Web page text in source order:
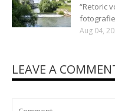
“Retoric
Aug 04,
LEAVE A